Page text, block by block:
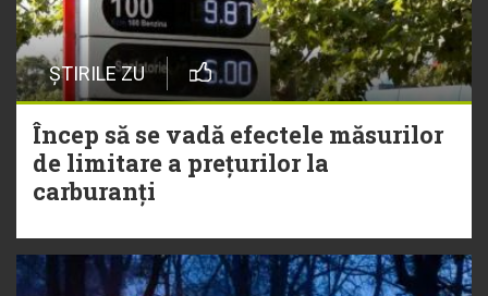
ȘTIRILE ZU
Încep să se vadă efectele măsurilor
de limitare a prețurilor la
carburanți